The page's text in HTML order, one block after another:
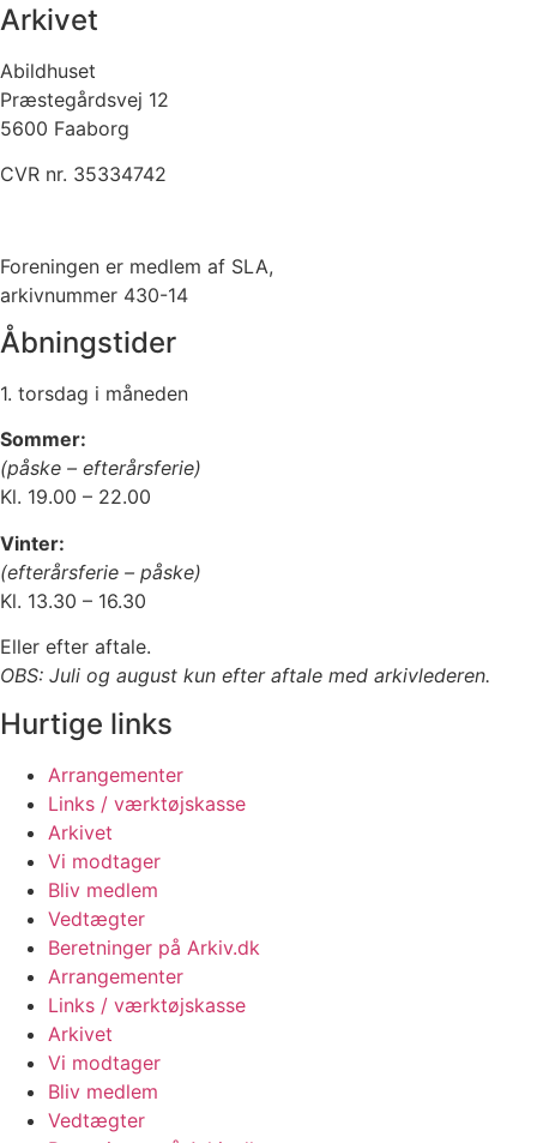
Arkivet
Abildhuset
Præstegårdsvej 12
5600 Faaborg
CVR nr. 35334742
Foreningen er medlem af SLA,
arkivnummer 430-14
Åbningstider
1. torsdag i måneden
Sommer:
(påske – efterårsferie)
Kl. 19.00 – 22.00
Vinter:
(efterårsferie – påske)
Kl. 13.30 – 16.30
Eller efter aftale.
OBS: Juli og august kun efter aftale med arkivlederen.
Hurtige links
Arrangementer
Links / værktøjskasse
Arkivet
Vi modtager
Bliv medlem
Vedtægter
Beretninger på Arkiv.dk
Arrangementer
Links / værktøjskasse
Arkivet
Vi modtager
Bliv medlem
Vedtægter